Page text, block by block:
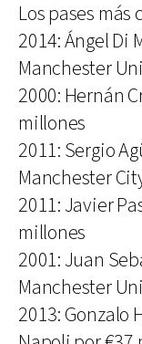
Los pases más
2014: Ángel Di
Manchester
2000: Hernán
millones
2011: Sergio
Manchester
2011: Javier
millones
2001: Juan
Manchester
2013: Gonzalo